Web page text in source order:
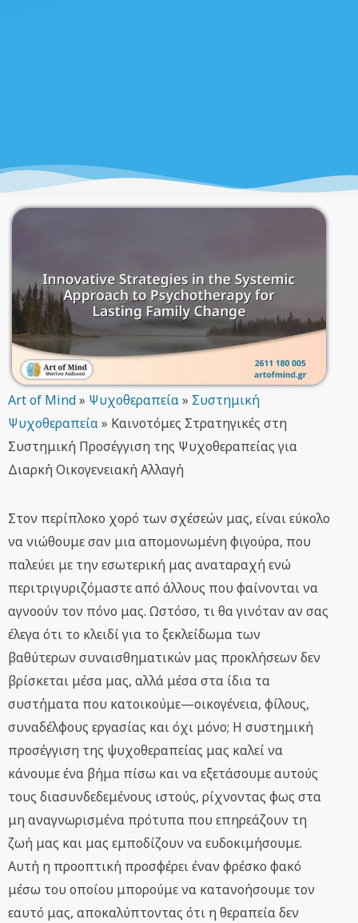
Art of Mind» Ψυχοθεραπεία» Συστημική
Ψυχοθεραπεία» Καινοτόμες Στρατηγικές στη
Συστημική Προσέγγιση της Ψυχοθεραπείας για
Διαρκή Οικογενειακή Αλλαγή
Στον περίπλοκο χορό των σχέσεών μας, είναι εύκολο
να νιώθουμε σαν μια απομονωμένη φιγούρα, που
παλεύει με την εσωτερική μας αναταραχή ενώ
περιτριγυριζόμαστε από άλλους που φαίνονται να
αγνοούν τον πόνο μας. Ωστόσο, τι θα γινόταν αν σας
έλεγα ότι το κλειδί για το ξεκλείδωμα των
βαθύτερων συναισθηματικών μας προκλήσεων δεν
βρίσκεται μέσα μας, αλλά μέσα στα ίδια τα
συστήματα που κατοικούμε—οικογένεια, φίλους,
συναδέλφους εργασίας και όχι μόνο; Η συστημική
προσέγγιση της ψυχοθεραπείας μας καλεί να
κάνουμε ένα βήμα πίσω και να εξετάσουμε αυτούς
τους διασυνδεδεμένους ιστούς, ρίχνοντας φως στα
μη αναγνωρισμένα πρότυπα που επηρεάζουν τη
ζωή μας και μας εμποδίζουν να ευδοκιμήσουμε.
Αυτή η προοπτική προσφέρει έναν φρέσκο φακό
μέσω του οποίου μπορούμε να κατανοήσουμε τον
εαυτό μας, αποκαλύπτοντας ότι η θεραπεία δεν